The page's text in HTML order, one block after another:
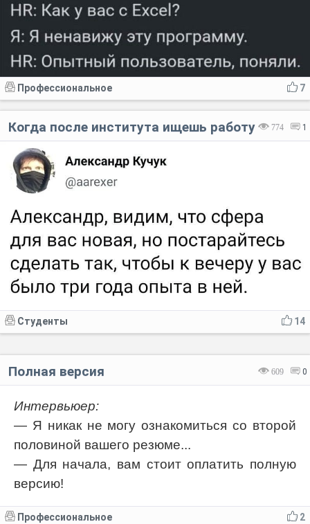
7
Профессиональное
774 1
Когда после института ищешь работу
14
Студенты
609 0
Полная версия
Интервьюер:
— Я никак не могу ознакомиться со второй
половиной вашего резюме...
— Для начала, вам стоит оплатить полную
версию!
2
Профессиональное